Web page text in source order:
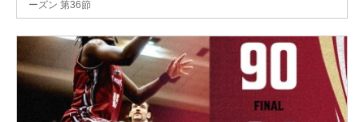
ーズン 第36節